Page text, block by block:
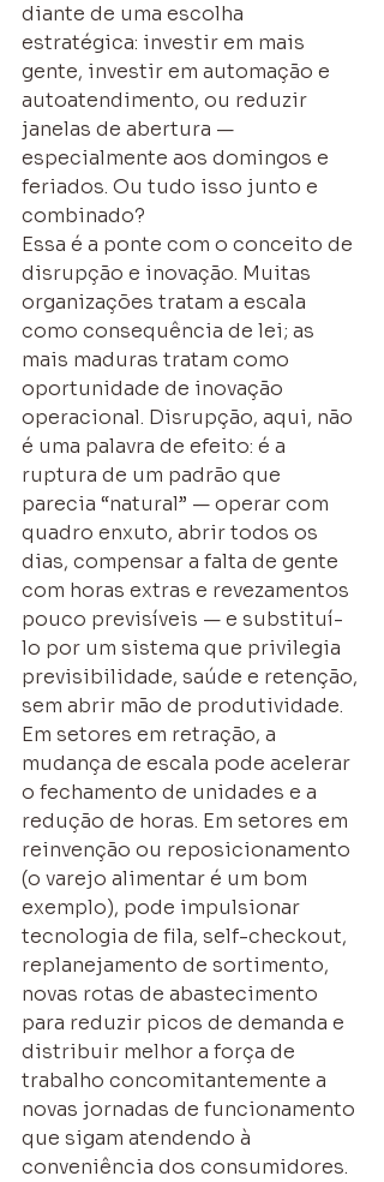
diante de uma escolha
estratégica: investir em mais
gente, investir em automação e
autoatendimento, ou reduzir
janelas de abertura —
especialmente aos domingos e
feriados. Ou tudo isso junto e
combinado?
Essa é a ponte com o conceito de
disrupção e inovação. Muitas
organizações tratam a escala
como consequência de lei; as
mais maduras tratam como
oportunidade de inovação
operacional. Disrupção, aqui, não
é uma palavra de efeito: é a
ruptura de um padrão que
parecia “natural” — operar com
quadro enxuto, abrir todos os
dias, compensar a falta de gente
com horas extras e revezamentos
pouco previsíveis — e substituí-
lo por um sistema que privilegia
previsibilidade, saúde e retenção,
sem abrir mão de produtividade.
Em setores em retração, a
mudança de escala pode acelerar
o fechamento de unidades e a
redução de horas. Em setores em
reinvenção ou reposicionamento
(o varejo alimentar é um bom
exemplo), pode impulsionar
tecnologia de fila, self-checkout,
replanejamento de sortimento,
novas rotas de abastecimento
para reduzir picos de demanda e
distribuir melhor a força de
trabalho concomitantemente a
novas jornadas de funcionamento
que sigam atendendo à
conveniência dos consumidores.